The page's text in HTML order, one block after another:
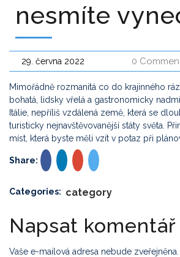
nesmíte
29. června 2022 0
Mimořádně rozmanitá co do krajinného
bohatá, lidsky vřelá a gastronomicky
Itálie, nepříliš vzdálená země, která se
turisticky nejnavštěvovanější státy světa.
míst, která byste měli vzít v potaz při
Share:
Categories: category
Napsat komentář
Vaše e-mailová adresa nebude zveřejněna.